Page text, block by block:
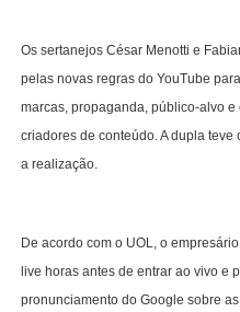
Os sertanejos César Menotti e
pelas novas regras do YouTube
marcas, propaganda, público-alvo
criadores de conteúdo. A dupla
a realização.
De acordo com o UOL, o
live horas antes de entrar ao vivo e
pronunciamento do Google sobre